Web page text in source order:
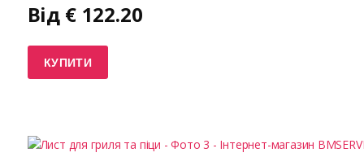
Від € 122.20
КУПИТИ